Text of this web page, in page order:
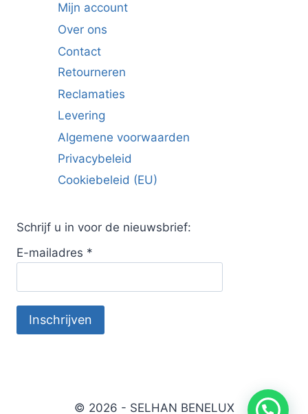
Mijn account
Over ons
Contact
Retourneren
Reclamaties
Levering
Algemene voorwaarden
Privacybeleid
Cookiebeleid (EU)
Schrijf u in voor de nieuwsbrief:
E-mailadres *
© 2026 - SELHAN BENELUX